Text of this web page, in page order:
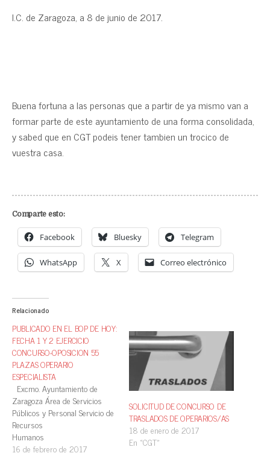
I.C. de Zaragoza, a 8 de junio de 2017.
Buena fortuna a las personas que a partir de ya mismo van a
formar parte de este ayuntamiento de una forma consolidada,
y sabed que en CGT podeis tener tambien un trocico de
vuestra casa.
Comparte esto:
Facebook Bluesky Telegram
WhatsApp X Correo electrónico
Relacionado
PUBLICADO EN EL BOP DE HOY:
FECHA 1 Y 2 EJERCICIO
CONCURSO-OPOSICION 55
PLAZAS OPERARIO
ESPECIALISTA
Excmo. Ayuntamiento de
Zaragoza Área de Servicios
Públicos y Personal Servicio de
Recursos
Humanos
Núm. 1.206
16 de febrero de 2017
SOLICITUD DE CONCURSO DE
TRASLADOS DE OPERARIOS/AS
18 de enero de 2017
En «CGT»